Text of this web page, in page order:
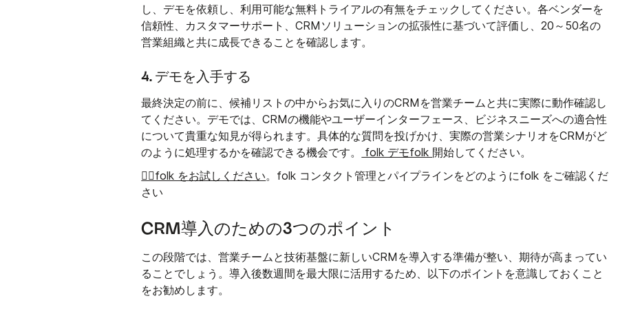
し、デモを依頼し、利用可能な無料トライアルの有無をチェックしてください。各ベンダーを
信頼性、カスタマーサポート、CRMソリューションの拡張性に基づいて評価し、20～50名の
営業組織と共に成長できることを確認します。
4. デモを入手する
最終決定の前に、候補リストの中からお気に入りのCRMを営業チームと共に実際に動作確認し
てください。デモでは、CRMの機能やユーザーインターフェース、ビジネスニーズへの適合性
について貴重な知見が得られます。具体的な質問を投げかけ、実際の営業シナリオをCRMがど
のように処理するかを確認できる機会です。
folk デモfolk 開始してください。
👉🏼folk をお試しください。folk コンタクト管理とパイプラインをどのようにfolk をご確認くだ
さい
CRM導入のための3つのポイント
この段階では、営業チームと技術基盤に新しいCRMを導入する準備が整い、期待が高まってい
ることでしょう。導入後数週間を最大限に活用するため、以下のポイントを意識しておくこと
をお勧めします。